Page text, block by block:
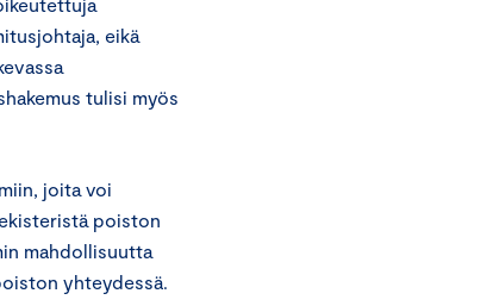
eikä
tulisi myös
joita voi
poiston
mahdollisuutta
yhteydessä.